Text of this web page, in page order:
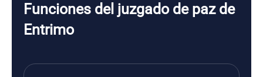
Funciones del juzgado de paz de
Entrimo